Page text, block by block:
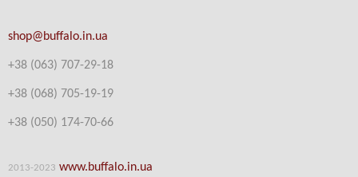
shop@buffalo.in.ua
+38 (063) 707-29-18
+38 (068) 705-19-19
+38 (050) 174-70-66
2013-2023 www.buffalo.in.ua